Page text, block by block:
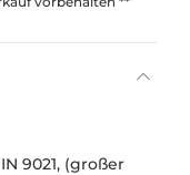
9021, (großer